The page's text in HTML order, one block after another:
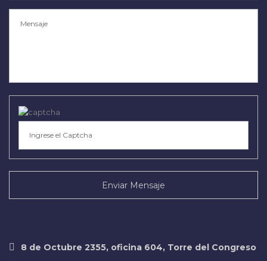
Enviar Mensaje
8 de Octubre 2355, oficina 604, Torre del Congreso